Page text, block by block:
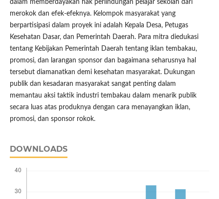
dalam memberdayakan hak perlindungan pelajar sekolah dari
merokok dan efek-efeknya. Kelompok masyarakat yang
berpartisipasi dalam proyek ini adalah Kepala Desa, Petugas
Kesehatan Dasar, dan Pemerintah Daerah. Para mitra diedukasi
tentang Kebijakan Pemerintah Daerah tentang iklan tembakau,
promosi, dan larangan sponsor dan bagaimana seharusnya hal
tersebut diamanatkan demi kesehatan masyarakat. Dukungan
publik dan kesadaran masyarakat sangat penting dalam
memantau aksi taktik industri tembakau dalam menarik publik
secara luas atas produknya dengan cara menayangkan iklan,
promosi, dan sponsor rokok.
DOWNLOADS